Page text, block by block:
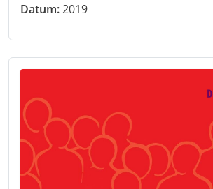
Datum:2019